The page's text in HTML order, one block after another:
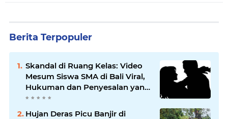
Berita Terpopuler
Skandal di Ruang Kelas: Video
Mesum Siswa SMA di Bali Viral,
Hukuman dan Penyesalan yang
Mengikuti
Hujan Deras Picu Banjir di